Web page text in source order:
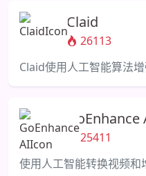
Claid
26113
Claid使用人工智能算法
GoEnhance
25411
使用人工智能转换视频和